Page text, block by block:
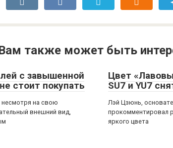
также может быть
с завышенной
стоит покупать
на свою
внешний вид,
Цвет
SU7 и YU7
Лэй Цзюнь,
прокомментировал
яркого цвета